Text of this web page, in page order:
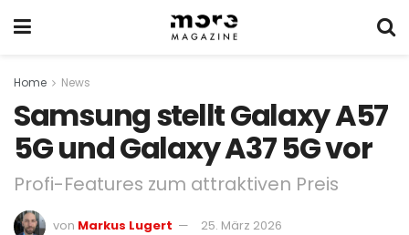
Home News
Samsung stellt Galaxy A57
5G und Galaxy A37 5G vor
Profi-Features zum attraktiven Preis
von Markus Lugert 25. März 2026